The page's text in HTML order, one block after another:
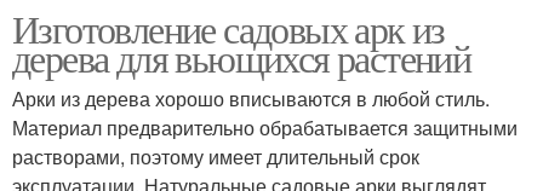
Изготовление садовых арк из
дерева для вьющихся растений
Арки из дерева хорошо вписываются в любой стиль.
Материал предварительно обрабатывается защитными
растворами, поэтому имеет длительный срок
эксплуатации. Натуральные садовые арки выглядят